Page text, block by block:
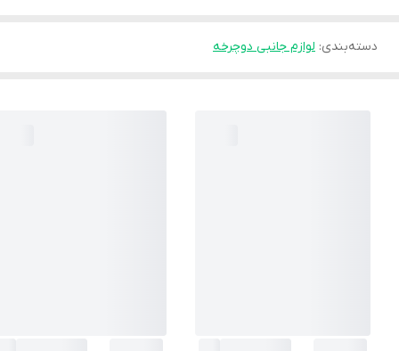
دسته‌بندی: لوازم جانبی دوچرخه